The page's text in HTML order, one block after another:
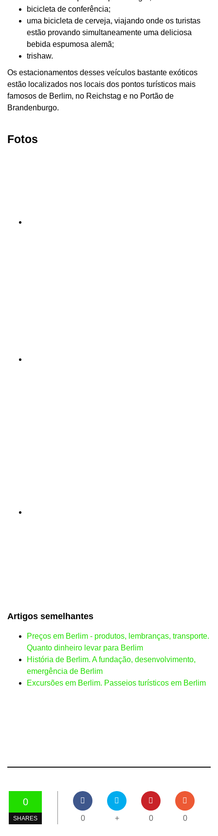
bicicleta de conferência;
uma bicicleta de cerveja, viajando onde os turistas
estão provando simultaneamente uma deliciosa
bebida espumosa alemã;
trishaw.
Os estacionamentos desses veículos bastante exóticos
estão localizados nos locais dos pontos turísticos mais
famosos de Berlim, no Reichstag e no Portão de
Brandenburgo.
Fotos
Artigos semelhantes
Preços em Berlim - produtos, lembranças, transporte.
Quanto dinheiro levar para Berlim
História de Berlim. A fundação, desenvolvimento,
emergência de Berlim
Excursões em Berlim. Passeios turísticos em Berlim
0
SHARES 0 + 0 0